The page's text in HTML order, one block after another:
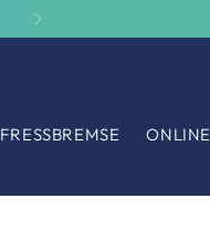
FRESSBREMSE